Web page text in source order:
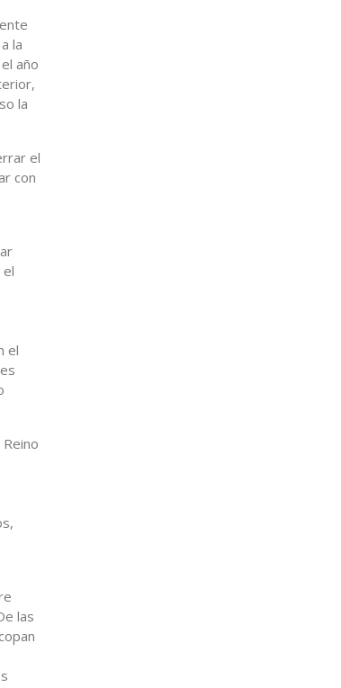
la
año
la
el
con
el
las